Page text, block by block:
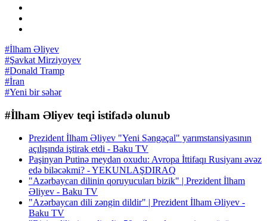
#İlham Əliyev
#Şavkat Mirziyoyev
#Donald Tramp
#İran
#Yeni bir səhər
#İlham Əliyev teqi istifadə olunub
Prezident İlham Əliyev "Yeni Səngəçal" yarımstansiyasının
açılışında iştirak etdi - Baku TV
Paşinyan Putinə meydan oxudu: Avropa İttifaqı Rusiyanı əvəz
edə biləcəkmi? - YEKUNLAŞDIRAQ
"Azərbaycan dilinin qoruyucuları bizik" | Prezident İlham
Əliyev - Baku TV
"Azərbaycan dili zəngin dildir" | Prezident İlham Əliyev -
Baku TV